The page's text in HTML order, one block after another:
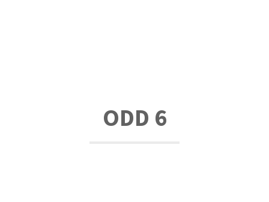
ODD 6